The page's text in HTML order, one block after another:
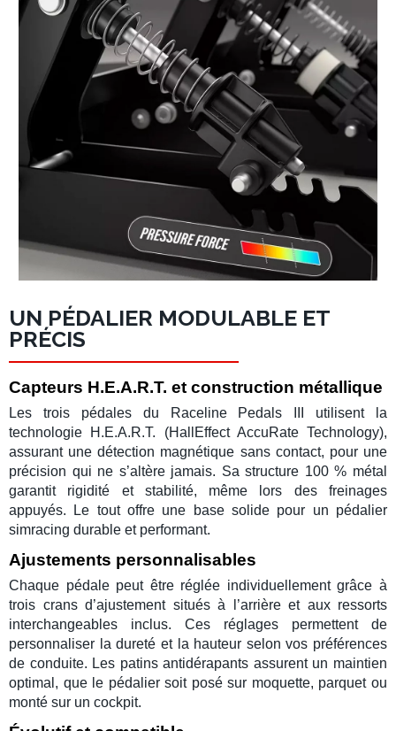
UN PÉDALIER MODULABLE ET
PRÉCIS
Capteurs H.E.A.R.T. et construction métallique
Les trois pédales du Raceline Pedals III
utilisent la
technologie
H.E.A.R.T. (HallEffect AccuRate Technology),
assurant une détection magnétique sans contact, pour une
précision qui ne s’altère jamais. Sa structure 100 % métal
garantit rigidité et stabilité, même lors des freinages
appuyés. Le tout offre une base solide pour un pédalier
simracing durable et performant.
Ajustements personnalisables
Chaque pédale peut être réglée individuellement grâce à
trois crans d’ajustement situés à l’arrière et aux ressorts
interchangeables inclus. Ces réglages permettent de
personnaliser la dureté et la hauteur selon vos préférences
de conduite. Les patins antidérapants assurent un maintien
optimal, que le pédaliersoit posé sur moquette, parquet ou
monté sur un cockpit.